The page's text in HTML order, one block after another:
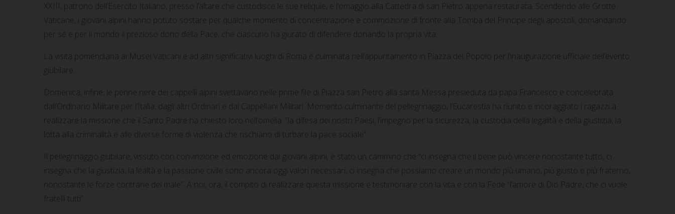
XXIII, patrono dell’Esercito Italiano, presso l’altare che custodisce le sue reliquie, e l’omaggio alla Cattedra di san Pietro appena restaurata. Scendendo alle Grotte
Vaticane, i giovani alpini hanno potuto sostare per qualche momento di concentrazione e commozione di fronte alla Tomba del Principe degli apostoli, domandando
per sé e per il mondo il prezioso dono della Pace, che ciascuno ha giurato di difendere donando la propria vita.
La visita pomeridiana ai Musei Vaticani e ad altri significativi luoghi di Roma è culminata nell’appuntamento in Piazza del Popolo per l’inaugurazione ufficiale dell’evento
giubilare.
Domenica, infine, le penne nere dei cappelli alpini svettavano nelle prime file di Piazza san Pietro alla santa Messa presieduta da papa Francesco e concelebrata
dall’Ordinario Militare per l’Italia, dagli altri Ordinari e dai Cappellani Militari. Momento culminante del pellegrinaggio, l’Eucarestia ha riunito e incoraggiato i ragazzi a
realizzare la missione che il Santo Padre ha chiesto loro nell’omelia: “la difesa dei nostri Paesi, l’impegno per la sicurezza, la custodia della legalità e della giustizia, la
lotta alla criminalità e alle diverse forme di violenza che rischiano di turbare la pace sociale”.
Il pellegrinaggio giubilare, vissuto con convinzione ed emozione dai giovani alpini, è stato un cammino che “ci insegna che il bene può vincere nonostante tutto, ci
insegna che la giustizia, la lealtà e la passione civile sono ancora oggi valori necessari, ci insegna che possiamo creare un mondo più umano, più giusto e più fraterno,
nonostante le forze contrarie del male”. A noi, ora, il compito di realizzare questa missione e testimoniare con la vita e con la Fede “l’amore di Dio Padre, che ci vuole
fratelli tutti”.